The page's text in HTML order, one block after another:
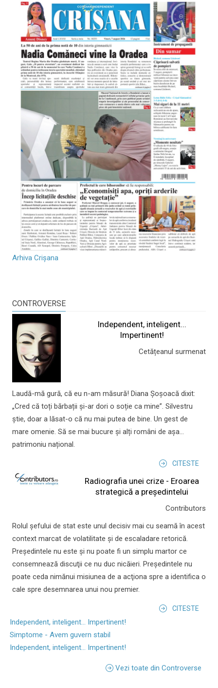
Arhiva Crișana
CONTROVERSE
Independent, inteligent...
Impertinent!
Cetățeanul surmenat
Laudă-mă gură, că eu n-am măsură! Diana Șoșoacă dixit:
„Cred că toți bărbații și-ar dori o soție ca mine”. Silvestru
știe, doar a lăsat-o că nu mai putea de bine. Un gest de
mare omenie. Să se mai bucure și alți români de așa...
patrimoniu național.
CITESTE
Radiografia unei crize - Eroarea
strategică a președintelui
Contributors
Rolul şefului de stat este unul decisiv mai cu seamă în acest
context marcat de volatilitate şi de escaladare retorică.
Preşedintele nu este şi nu poate fi un simplu martor ce
consemnează discuţii ce nu duc nicăieri. Preşedintele nu
poate ceda nimănui misiunea de a acţiona spre a identifica o
cale spre desemnarea unui nou premier.
CITESTE
Independent, inteligent... Impertinent!
Simptome - Avem guvern stabil
Independent, inteligent... Impertinent!
Vezi toate din Controverse